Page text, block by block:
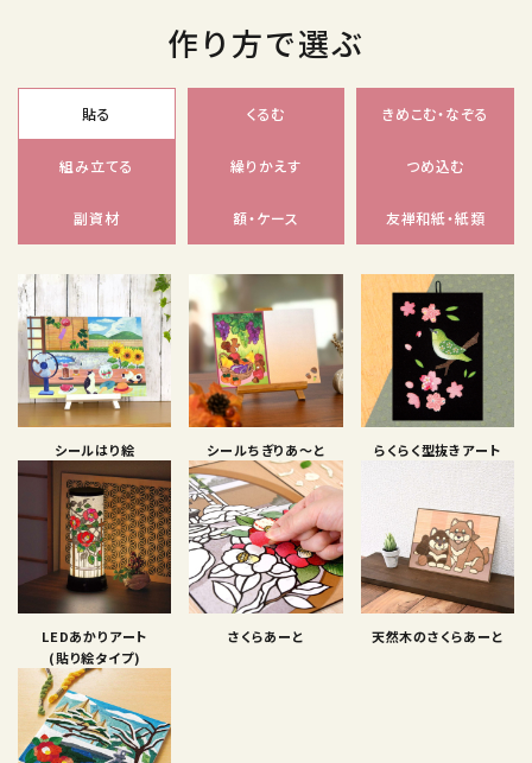
作り方で選ぶ
貼る くるむ きめこむ・なぞる
組み立てる 繰りかえす つめ込む
副資材 額・ケース 友禅和紙・紙類
シールはり絵 シールちぎりあ〜と らくらく型抜きアート
LEDあかりアート
(貼り絵タイプ)
さくらあーと 天然木のさくらあーと